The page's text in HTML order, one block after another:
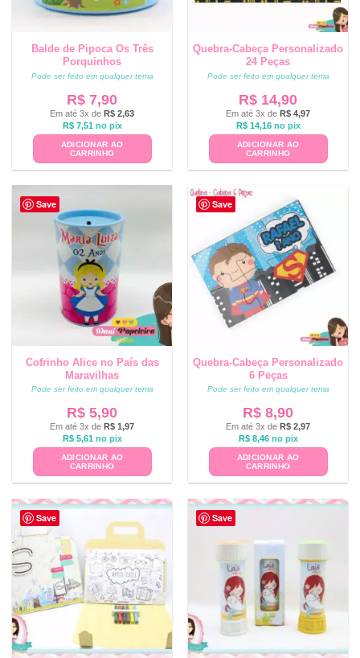
Balde de Pipoca Os Três
Porquinhos
Pode ser feito em qualquer tema
R$ 7,90
Em até 3x de R$ 2,63
R$7,51 no pix
ADICIONAR AO
CARRINHO
Quebra-Cabeça Personalizado
24 Peças
Pode ser feito em qualquer tema
R$ 14,90
Em até 3x de R$ 4,97
R$14,16 no pix
ADICIONAR AO
CARRINHO
Save
Cofrinho Alice no País das
Maravilhas
Pode ser feito em qualquer tema
R$ 5,90
Em até 3x de R$ 1,97
R$5,61 no pix
ADICIONAR AO
CARRINHO
Save
Quebra-Cabeça Personalizado
6 Peças
Pode ser feito em qualquer tema
R$ 8,90
Em até 3x de R$ 2,97
R$8,46 no pix
ADICIONAR AO
CARRINHO
Save Save